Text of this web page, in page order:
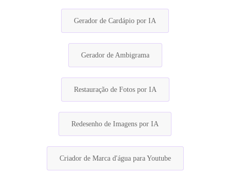
Gerador de Cardápio por IA
Gerador de Ambigrama
Restauração de Fotos por IA
Redesenho de Imagens por IA
Criador de Marca d'água para Youtube